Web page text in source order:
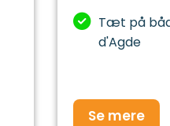
Tæt på
d'Agde
Se mere